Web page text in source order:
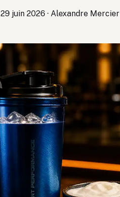
29 juin 2026 · Alexandre Mercier